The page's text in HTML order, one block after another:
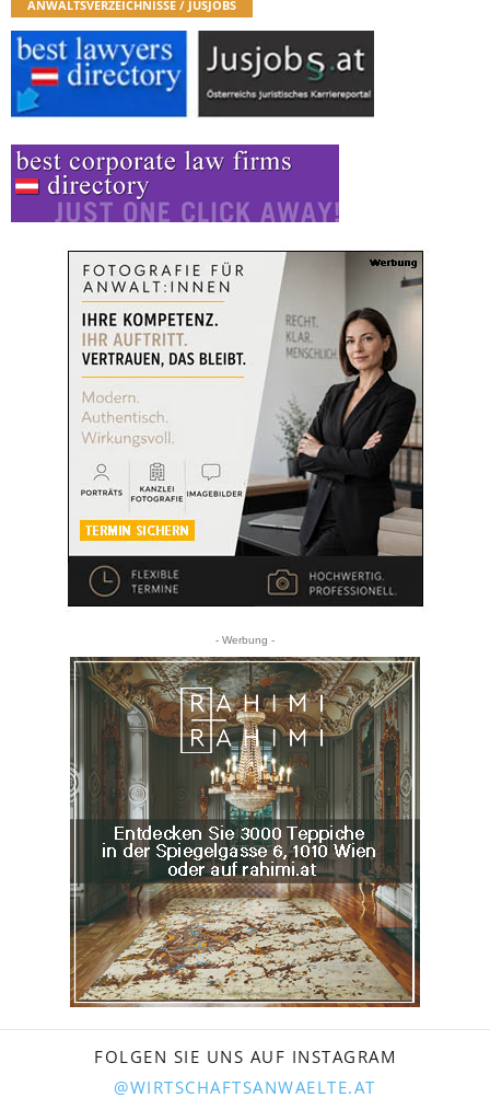
ANWALTSVERZEICHNISSE / JUSJOBS
- Werbung -
FOLGEN SIE UNS AUF INSTAGRAM
@WIRTSCHAFTSANWAELTE.AT